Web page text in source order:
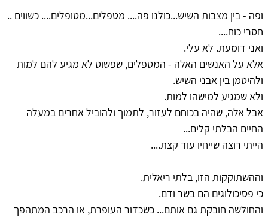
ופה - בין מצבות השיש...כולנו פה.... מטפלים...מטופלים.... כשווים ..
חסרי כוח....
ואני דומעת. לא עלי.
אלא על האנשים האלה - המטפלים, שפשוט לא מגיע להם למות
ולהיטמן בין אבני השיש.
ולא שמגיע למישהו למות.
אבל אלה, שהיה בכוחם לעזור, לתמוך ולהוביל אחרים במעלה
החיים הבלתי קלים...
הייתי רוצה שייחיו עוד קצת....
וההשתוקקות הזו, בלתי ריאלית.
כי פסיכולוגים הם בשר ודם.
והחולשה חובקת גם אותם... כשכדור העופרת, או הרכב המתהפך